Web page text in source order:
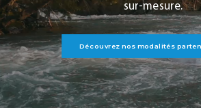
sur-mesure.
Découvrez nos modalités